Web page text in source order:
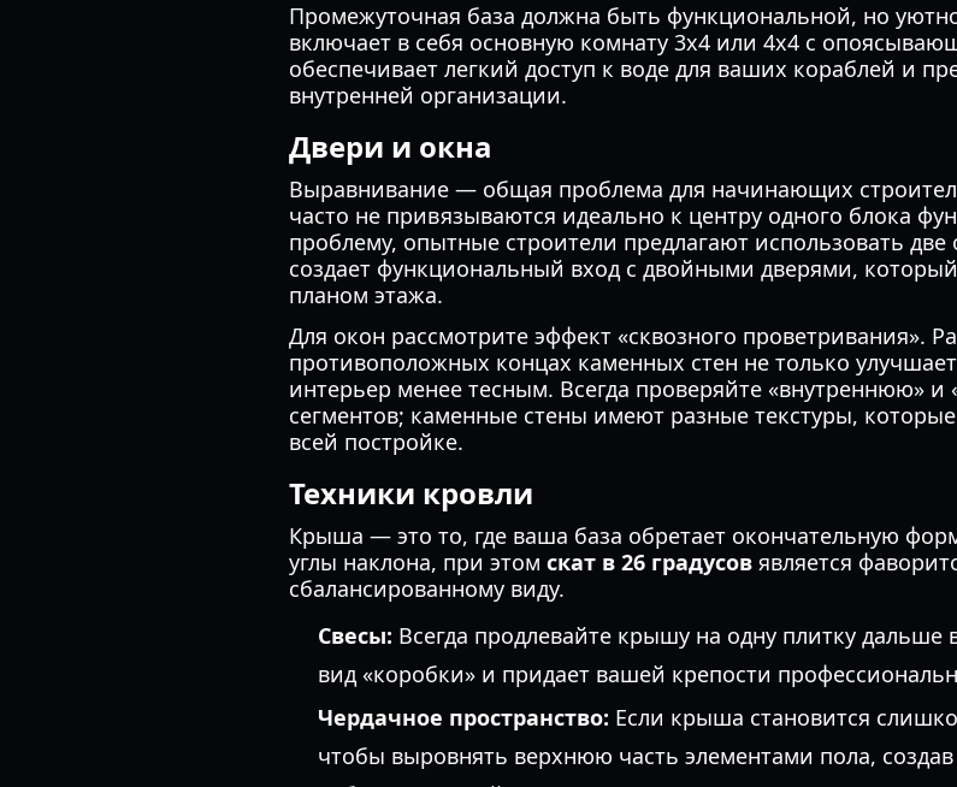
Промежуточная база должна быть функциональной, но
включает в себя основную комнату 3x4 или 4x4 с
обеспечивает легкий доступ к воде для ваших кораблей и
внутренней организации.
Двери и окна
Выравнивание — общая проблема для начинающих
часто не привязываются идеально к центру одного блока
проблему, опытные строители предлагают использовать
создает функциональный вход с двойными дверями,
планом этажа.
Для окон рассмотрите эффект «сквозного проветривания».
противоположных концах каменных стен не только
интерьер менее тесным. Всегда проверяйте «внутреннюю»
сегментов; каменные стены имеют разные текстуры,
всей постройке.
Техники кровли
Крыша — это то, где ваша база обретает окончательную
углы наклона, при этом скат в 26 градусов является
сбалансированному виду.
Свесы: Всегда продлевайте крышу на одну плитку
вид «коробки» и придает вашей крепости
Чердачное пространство: Если крыша становится
чтобы выровнять верхнюю часть элементами пола,